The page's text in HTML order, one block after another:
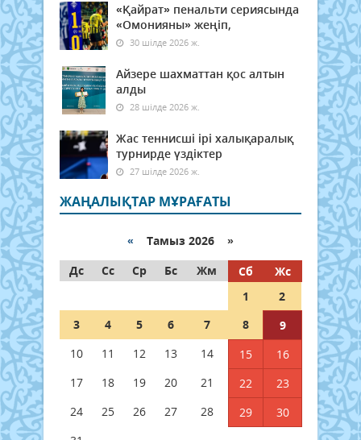
«Қайрат» пенальти сериясында
«Омонияны» жеңіп,
30 шілде 2026 ж.
Айзере шахматтан қос алтын
алды
28 шілде 2026 ж.
Жас теннисші ірі халықаралық
турнирде үздіктер
27 шілде 2026 ж.
ЖАҢАЛЫҚТАР МҰРАҒАТЫ
« Тамыз 2026 »
Дс
Сс Ср Бс Жм Сб
Жс
1
2
3
4 5 6 7 8
9
10
11 12 13 14 15
16
17
18 19 20 21 22
23
24
25 26 27 28 29
30